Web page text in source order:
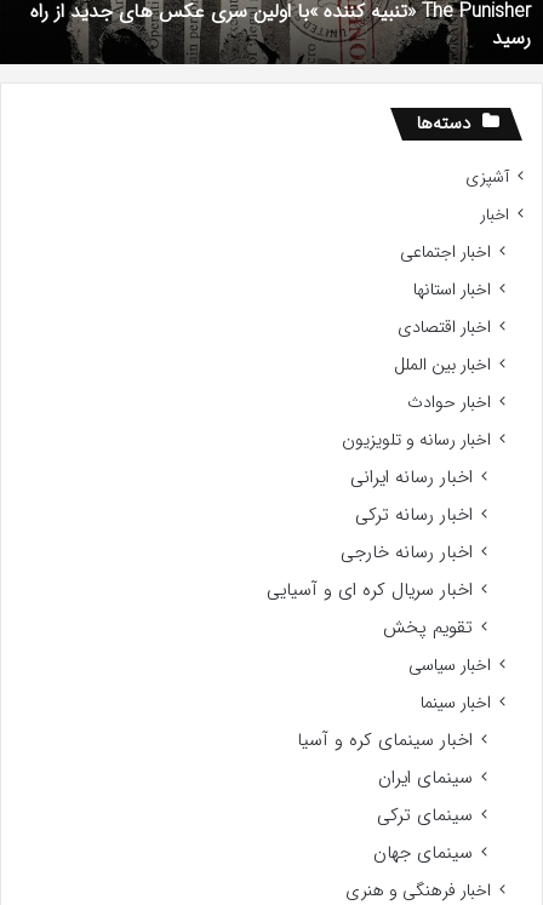
های
جدید
از
راه
رسید
The Punisher «تنبیه کننده »با اولین سری عکس های جدید از راه
رسید
دسته‌ها
آشپزی
اخبار
اخبار اجتماعی
اخبار استانها
اخبار اقتصادی
اخبار بین الملل
اخبار حوادث
اخبار رسانه و تلویزیون
اخبار رسانه ایرانی
اخبار رسانه ترکی
اخبار رسانه خارجی
اخبار سریال کره ای و آسیایی
تقویم پخش
اخبار سیاسی
اخبار سینما
اخبار سینمای کره و آسیا
سینمای ایران
سینمای ترکی
سینمای جهان
اخبار فرهنگی و هنری